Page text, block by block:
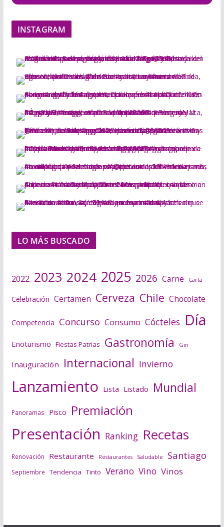
INSTAGRAM
LO MÁS BUSCADO
2022 2023 2024 2025 2026 Carne Carta
Celebración Certamen Cerveza Chile Chocolate
Competencia Concurso Consumo Cócteles Día
Enoturismo Fiestas Patrias Gastronomía Gin
Inauguración Internacional Invierno
Lanzamiento Lista Listado Mundial
Panoramas Pisco Premiación
Presentación Ranking Recetas
Renovación Restaurante Restaurantes Saludable Santiago
Septiembre Tendencia Tinto Verano Vino Vinos